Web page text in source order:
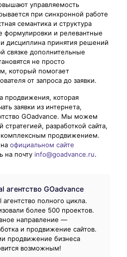
управляемость
при синхронной работе
семантика и структура
формулировки и релевантные
дисциплина принятия решений
связке дополнительные
не просто
который помогает
от запроса до заявки.
продвижения, которая
заявки из интернета,
GOadvance. Мы можем
разработкой сайта,
продвижением.
официальном сайте
на почту info@goadvance.ru.
агентство GOadvance
агентство полного цикла.
более 500 проектов.
направление —
и продвижение сайтов.
продвижение бизнеса
возможным!